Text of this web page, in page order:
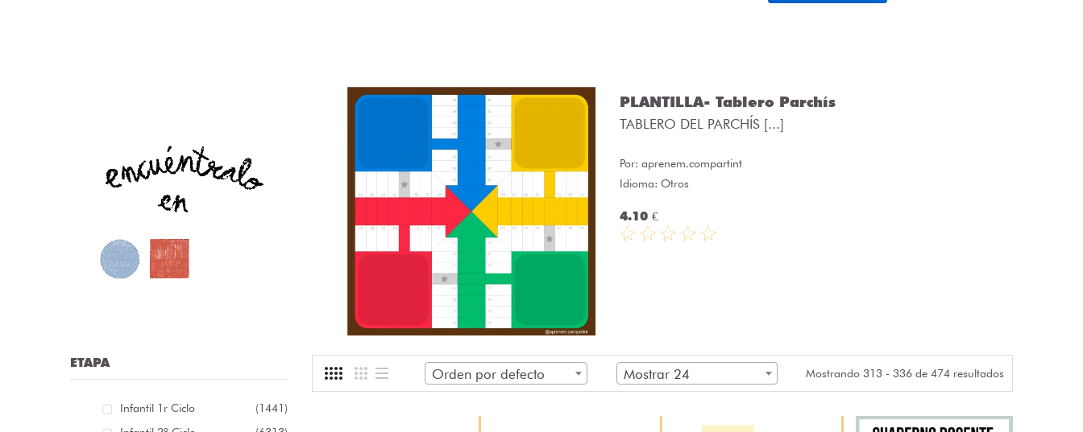
sobre as distintas clases de palabras [...]
PLANTILLA- Tablero Parchís
TABLERO DEL PARCHÍS [...]
Por:aprenem.compartint
Idioma: Otros
4.10 €
ETAPA
Infantil 1r Ciclo
(1441)
Orden por defecto Mostrar 24 Mostrando 313 - 336 de 474 resultados